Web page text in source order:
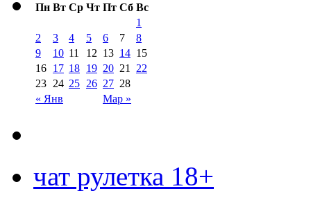
Пн Вт Ср Чт Пт Сб Вс
« Янв Мар »
1
2
3 4 5 6 7
8
9
10 11 12 13 14 15
16 17 18 19 20 21 22
23 24 25 26 27 28
чат рулетка 18+